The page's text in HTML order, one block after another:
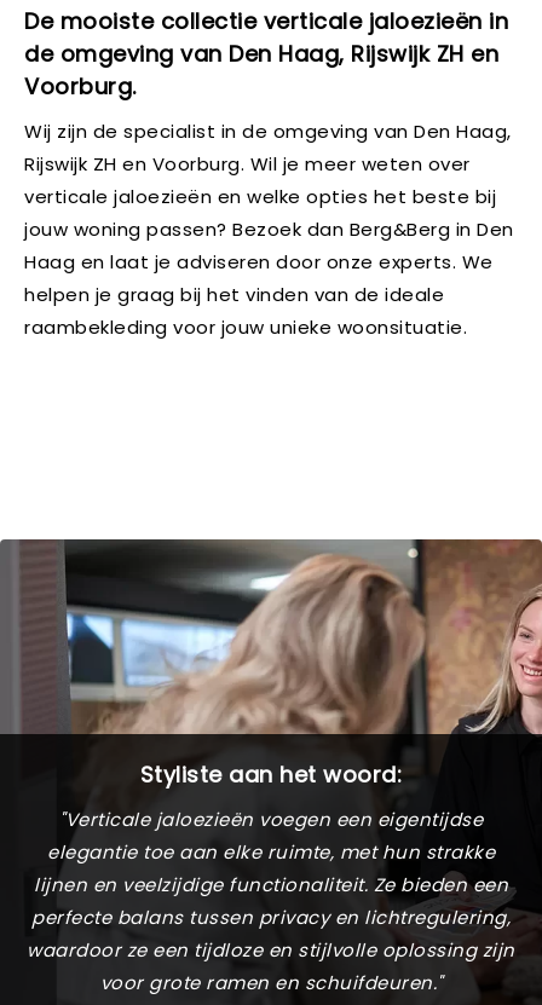
De mooiste collectie verticale jaloezieën in
de omgeving van Den Haag, Rijswijk ZH en
Voorburg.
Wij zijn de specialist in de omgeving van Den Haag,
Rijswijk ZH en Voorburg. Wil je meer weten over
verticale jaloezieën en welke opties het beste bij
jouw woning passen? Bezoek dan Berg&Berg in Den
Haag en laat je adviseren door onze experts. We
helpen je graag bij het vinden van de ideale
raambekleding voor jouw unieke woonsituatie.
Styliste aan het woord:
"Verticale jaloezieën voegen een eigentijdse
elegantie toe aan elke ruimte, met hun strakke
lijnen en veelzijdige functionaliteit. Ze bieden een
perfecte balans tussen privacy en lichtregulering,
waardoor ze een tijdloze en stijlvolle oplossing zijn
voor grote ramen en schuifdeuren."